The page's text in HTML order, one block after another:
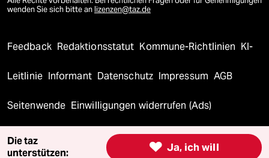
wenden Sie sich bitte an lizenzen@taz.de
Feedback Redaktionsstatut Kommune-Richtlinien KI-
Leitlinie Informant Datenschutz Impressum AGB
Seitenwende Einwilligungen widerrufen (Ads)
 Ja, ich will
Die taz
unterstützen: